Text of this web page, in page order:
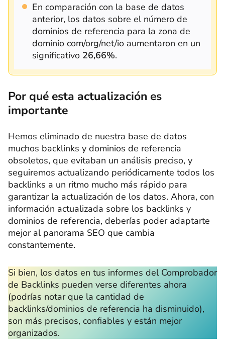
En comparación con la base de datos
anterior, los datos sobre el número de
dominios de referencia para la zona de
dominio com/org/net/io aumentaron en un
significativo 26,66%.
Por qué esta actualización es
importante
Hemos eliminado de nuestra base de datos
muchos backlinks y dominios de referencia
obsoletos, que evitaban un análisis preciso, y
seguiremos actualizando periódicamente todos los
backlinks a un ritmo mucho más rápido para
garantizar la actualización de los datos. Ahora, con
información actualizada sobre los backlinks y
dominios de referencia, deberías poder adaptarte
mejor al panorama SEO que cambia
constantemente.
Si bien, los datos en tus informes del Comprobador
de Backlinks pueden verse diferentes ahora
(podrías notar que la cantidad de
backlinks/dominios de referencia ha disminuido),
son más precisos, confiables y están mejor
organizados.